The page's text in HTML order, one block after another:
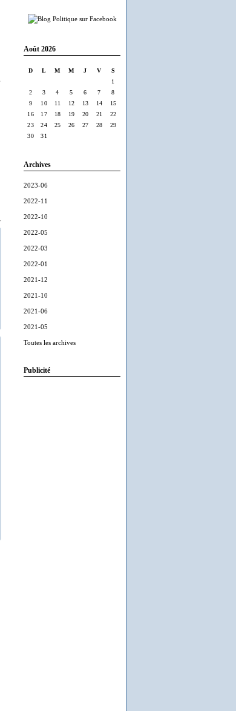
Août 2026
D L M M J V
S
1
2
3 4 5 6 7
8
9
10 11 12 13 14
15
16
17 18 19 20 21
22
23
24 25 26 27 28
29
30
31
Archives
2023-06
2022-11
2022-10
2022-05
2022-03
2022-01
2021-12
2021-10
2021-06
2021-05
Toutes les archives
Publicité